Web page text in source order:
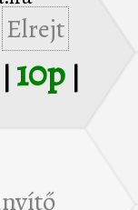
Elrejt
10p